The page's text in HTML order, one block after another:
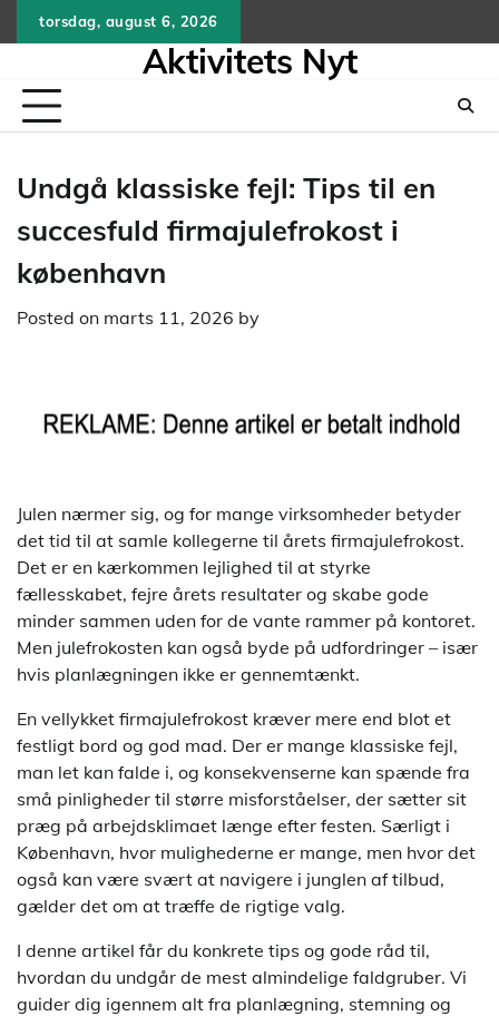
to
torsdag, august 6, 2026
Aktivitets Nyt
Undgå klassiske fejl: Tips til en
succesfuld firmajulefrokost i
københavn
Posted on marts 11, 2026 by
Julen nærmer sig, og for mange virksomheder betyder
det tid til at samle kollegerne til årets firmajulefrokost.
Det er en kærkommen lejlighed til at styrke
fællesskabet, fejre årets resultater og skabe gode
minder sammen uden for de vante rammer på kontoret.
Men julefrokosten kan også byde på udfordringer – især
hvis planlægningen ikke er gennemtænkt.
En vellykket firmajulefrokost kræver mere end blot et
festligt bord og god mad. Der er mange klassiske fejl,
man let kan falde i, og konsekvenserne kan spænde fra
små pinligheder til større misforståelser, der sætter sit
præg på arbejdsklimaet længe efter festen. Særligt i
København, hvor mulighederne er mange, men hvor det
også kan være svært at navigere i junglen af tilbud,
gælder det om at træffe de rigtige valg.
I denne artikel får du konkrete tips og gode råd til,
hvordan du undgår de mest almindelige faldgruber. Vi
guider dig igennem alt fra planlægning, stemning og